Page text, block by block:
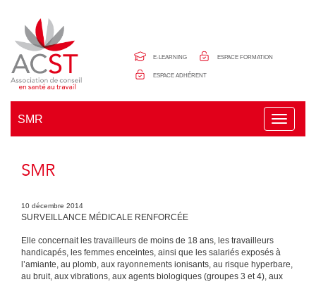
E-LEARNING ESPACE FORMATION
ESPACE ADHÉRENT
SMR
T
o
a
t
i
SMR
10 décembre 2014
SURVEILLANCE MÉDICALE RENFORCÉE
Elle concernait les travailleurs de moins de 18 ans, les travailleurs
handicapés, les femmes enceintes, ainsi que les salariés exposés à
l’amiante, au plomb, aux rayonnements ionisants, au risque hyperbare,
au bruit, aux vibrations, aux agents biologiques (groupes 3 et 4), aux